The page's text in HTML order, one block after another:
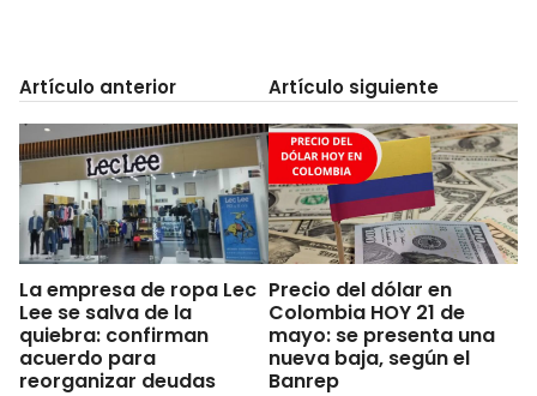
Artículo anterior
La empresa de ropa Lec
Lee se salva de la
quiebra: confirman
acuerdo para
reorganizar deudas
Artículo siguiente
Precio del dólar en
Colombia HOY 21 de
mayo: se presenta una
nueva baja, según el
Banrep